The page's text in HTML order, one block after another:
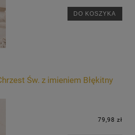
DO KOSZYKA
Św. z imieniem Błękitny
79,98 zł